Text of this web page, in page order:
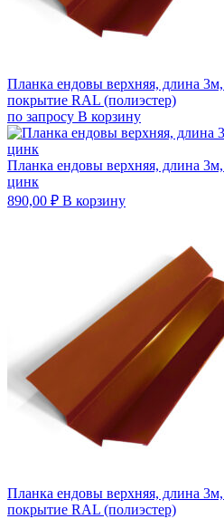
Планка ендовы верхняя, длина
покрытие RAL (полиэстер)
по запросу В корзину
Планка ендовы верхняя, длина
цинк
890,00 ₽ В корзину
Планка ендовы верхняя, длина
покрытие RAL (полиэстер)